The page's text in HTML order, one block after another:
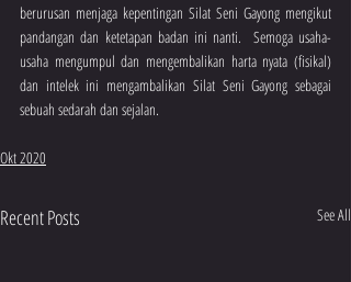
berurusan menjaga kepentingan Silat Seni Gayong mengikut
pandangan dan ketetapan badan ini nanti.  Semoga usaha-
usaha mengumpul dan mengembalikan harta nyata (fisikal)
dan intelek ini mengambalikan Silat Seni Gayong sebagai
sebuah sedarah dan sejalan.
Okt 2020
Recent Posts See All